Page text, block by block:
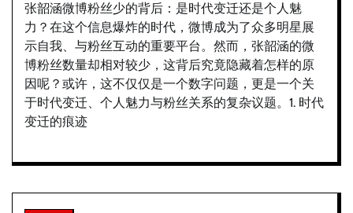
张韶涵微博粉丝少的背后：是时代变迁还是个人魅
力？在这个信息爆炸的时代，微博成为了众多明星展
示自我、与粉丝互动的重要平台。然而，张韶涵的微
博粉丝数量却相对较少，这背后究竟隐藏着怎样的原
因呢？或许，这不仅仅是一个数字问题，更是一个关
于时代变迁、个人魅力与粉丝关系的复杂议题。1. 时代
变迁的痕迹